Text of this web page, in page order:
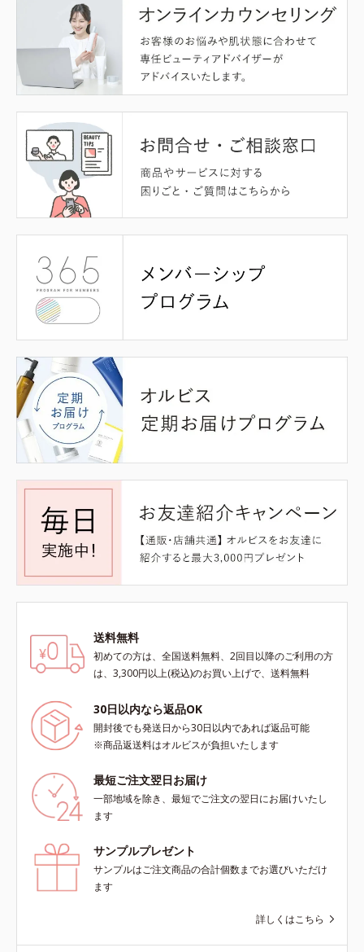
送料無料
初めての方は、全国送料無料、2回目以降のご利用の方
は、3,300円以上(税込)のお買い上げで、送料無料
30日以内なら返品OK
開封後でも発送日から30日以内であれば返品可能
※商品返送料はオルビスが負担いたします
最短ご注文翌日お届け
一部地域を除き、最短でご注文の翌日にお届けいたし
ます
サンプルプレゼント
サンプルはご注文商品の合計個数までお選びいただけ
ます
詳しくはこちら